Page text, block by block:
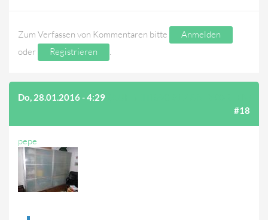
Zum Verfassen von Kommentaren bitte
Anmelden
oder
Registrieren .
Do, 28.01.2016 - 4:29
#18
pepe